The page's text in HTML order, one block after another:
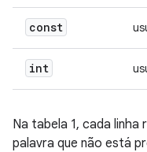
const
int
Na tabela 1, cada linha
palavra que não está